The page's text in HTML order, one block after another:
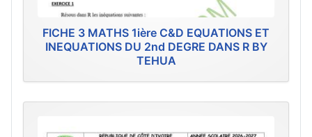
FICHE 3 MATHS 1ière C&D EQUATIONS ET
INEQUATIONS DU 2nd DEGRE DANS R BY
TEHUA